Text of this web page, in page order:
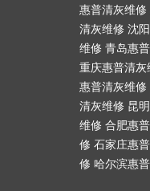
惠普清灰维修
清灰维修 沈
维修 青岛惠
重庆惠普清灰
惠普清灰维修
清灰维修 昆
维修 合肥惠
修 石家庄惠
修 哈尔滨惠